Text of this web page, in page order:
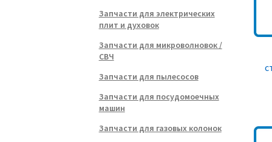
Запчасти для электрических
плит и духовок
Запчасти для микроволновок /
СВЧ
Запчасти для пылесосов
Запчасти для посудомоечных
машин
Запчасти для газовых колонок